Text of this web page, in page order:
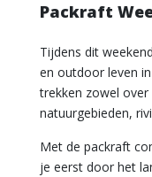
Packraft
Tijdens dit
en outdoor leven
trekken zowel
natuurgebieden,
Met de packraft
je eerst door het